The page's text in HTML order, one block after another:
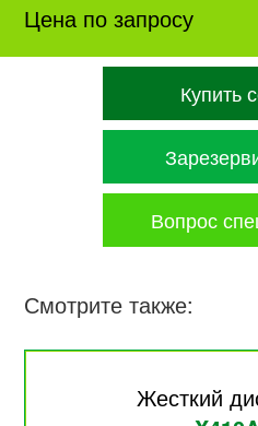
Цена по запросу
Купить
Вопрос
Смотрите также:
Жесткий